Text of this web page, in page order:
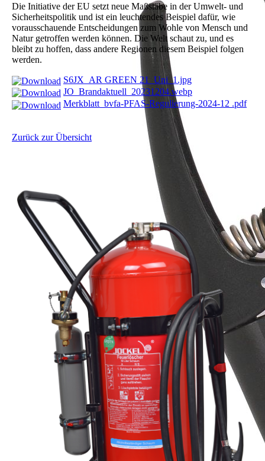
Die Initiative der EU setzt neue Maßstäbe in der Umwelt- und
Sicherheitspolitik und ist ein leuchtendes Beispiel dafür, wie
vorausschauende Entscheidungen zum Wohle von Mensch und
Natur getroffen werden können. Die Welt schaut zu, und es
bleibt zu hoffen, dass andere Regionen diesem Beispiel folgen
werden.
S6JX_AR GREEN 21_Uni_1.jpg
JO_Brandaktuell_20231204.webp
Merkblatt_bvfa-PFAS-Regulierung-2024-12 .pdf
Zurück zur Übersicht